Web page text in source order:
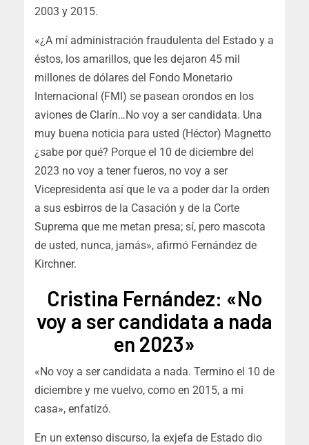
2003 y 2015.
«¿A mí administración fraudulenta del Estado y a
éstos, los amarillos, que les dejaron 45 mil
millones de dólares del Fondo Monetario
Internacional (FMI) se pasean orondos en los
aviones de Clarín…No voy a ser candidata. Una
muy buena noticia para usted (Héctor) Magnetto
¿sabe por qué? Porque el 10 de diciembre del
2023 no voy a tener fueros, no voy a ser
Vicepresidenta así que le va a poder dar la orden
a sus esbirros de la Casación y de la Corte
Suprema que me metan presa; sí, pero mascota
de usted, nunca, jamás», afirmó Fernández de
Kirchner.
Cristina Fernández: «No
voy a ser candidata a nada
en 2023»
«No voy a ser candidata a nada. Termino el 10 de
diciembre y me vuelvo, como en 2015, a mi
casa», enfatizó.
En un extenso discurso, la exjefa de Estado dio